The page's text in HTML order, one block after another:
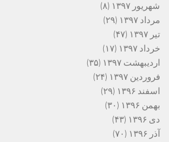
شهریور ۱۳۹۷
(۸)
مرداد ۱۳۹۷
(۲۹)
تیر ۱۳۹۷
(۴۷)
خرداد ۱۳۹۷
(۱۷)
اردیبهشت ۱۳۹۷
(۳۵)
فروردین ۱۳۹۷
(۲۴)
اسفند ۱۳۹۶
(۲۹)
بهمن ۱۳۹۶
(۳۰)
دی ۱۳۹۶
(۴۳)
آذر ۱۳۹۶
(۷۰)